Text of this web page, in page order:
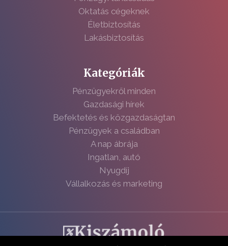
Oktatás cégeknek
Életbiztosítás
Lakásbiztosítás
Kategóriák
Pénzügyekről minden
Gazdasági hírek
Befektetés és közgazdaságtan
Pénzügyek a családban
A nap ábrája
Ingatlan, autó
Nyugdíj
Vállalkozás és marketing